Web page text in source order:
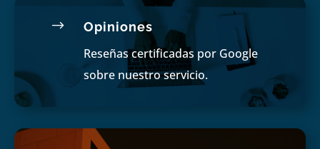
$ Opiniones
Reseñas certificadas por Google
sobre nuestro servicio.